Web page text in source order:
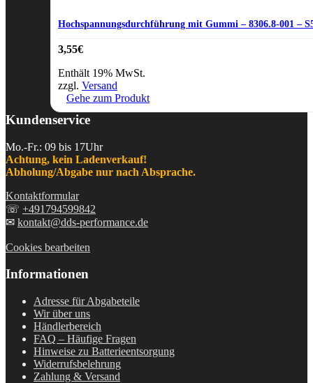
Hochspannungsdurchführung mit Gummi – 8306.8-001 –
3,55€
Enthält 19% MwSt.
zzgl. Versand
Gehe zum Produkt
Kundenservice
Mo.-Fr.: 09 bis 17Uhr
Achtung, kein Ladenverkauf!
Abholung/Abgabe nur nach Absprache.
Kontaktformular
☏ +491794599842
✉ kontakt@dds-performance.de
Cookies bearbeiten
Informationen
Adresse für Abgabeteile
Wir über uns
Händlerbereich
FAQ – Häufige Fragen
Hinweise zu Batterieentsorgung
Widerrufsbelehrung
Zahlung & Versand